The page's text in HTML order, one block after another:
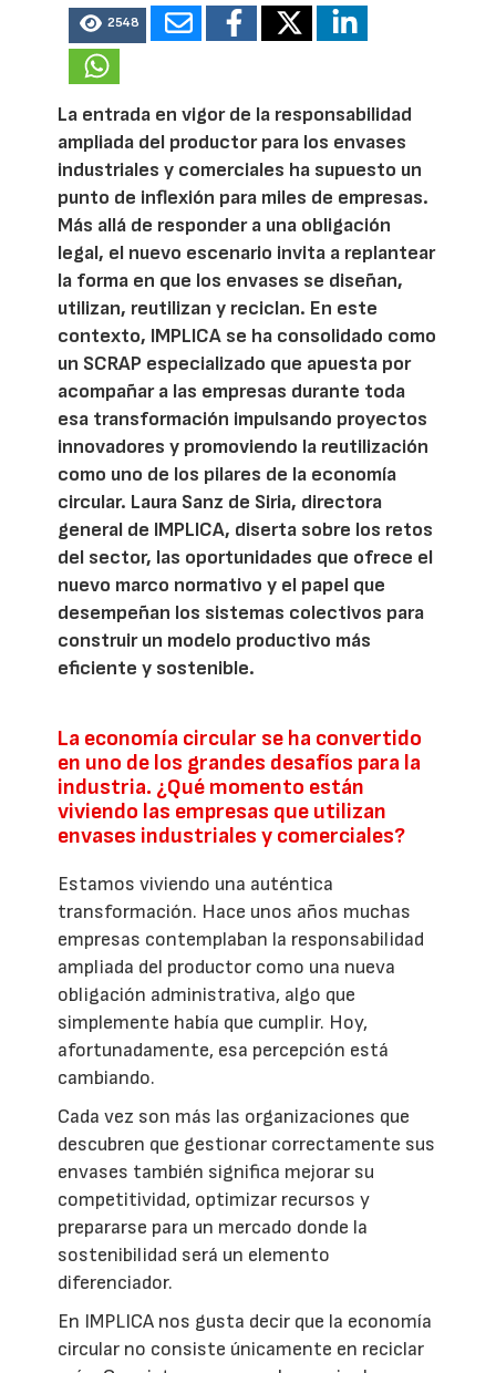
2548
La entrada en vigor de la responsabilidad
ampliada del productor para los envases
industriales y comerciales ha supuesto un
punto de inflexión para miles de empresas.
Más allá de responder a una obligación
legal, el nuevo escenario invita a replantear
la forma en que los envases se diseñan,
utilizan, reutilizan y reciclan. En este
contexto, IMPLICA se ha consolidado como
un SCRAP especializado que apuesta por
acompañar a las empresas durante toda
esa transformación impulsando proyectos
innovadores y promoviendo la reutilización
como uno de los pilares de la economía
circular. Laura Sanz de Siria, directora
general de IMPLICA, diserta sobre los retos
del sector, las oportunidades que ofrece el
nuevo marco normativo y el papel que
desempeñan los sistemas colectivos para
construir un modelo productivo más
eficiente y sostenible.
La economía circular se ha convertido
en uno de los grandes desafíos para la
industria. ¿Qué momento están
viviendo las empresas que utilizan
envases industriales y comerciales?
Estamos viviendo una auténtica
transformación. Hace unos años muchas
empresas contemplaban la responsabilidad
ampliada del productor como una nueva
obligación administrativa, algo que
simplemente había que cumplir. Hoy,
afortunadamente, esa percepción está
cambiando.
Cada vez son más las organizaciones que
descubren que gestionar correctamente sus
envases también significa mejorar su
competitividad, optimizar recursos y
prepararse para un mercado donde la
sostenibilidad será un elemento
diferenciador.
En IMPLICA nos gusta decir que la economía
circular no consiste únicamente en reciclar